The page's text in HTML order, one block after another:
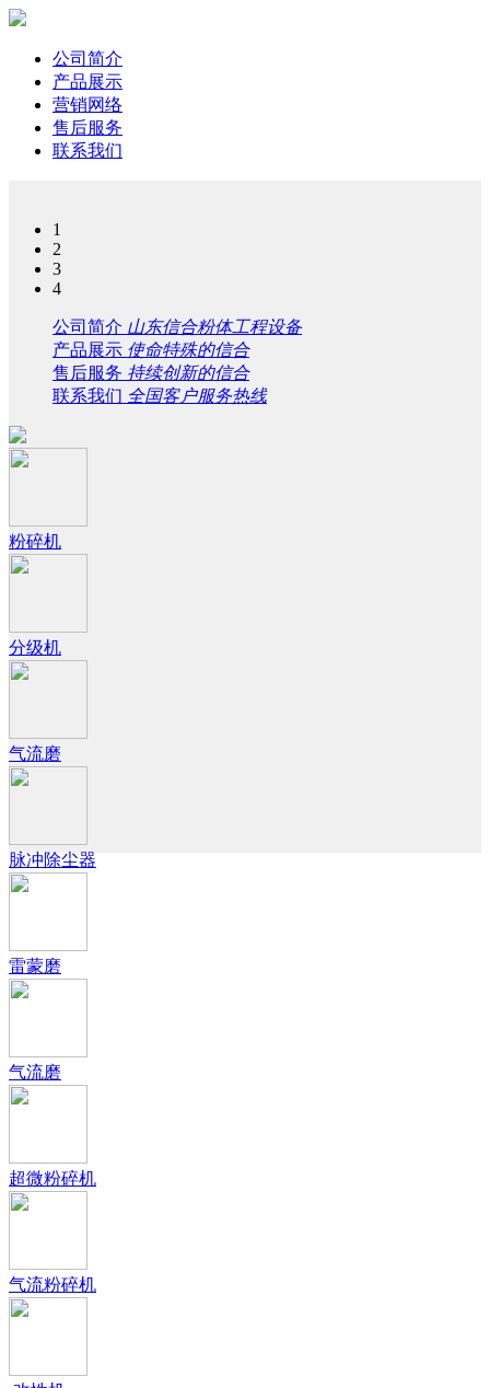
公司简介
产品展示
营销网络
售后服务
联系我们
1
2
3
4
公司简介 山东信合粉体工程设备
产品展示 使命特殊的信合
售后服务 持续创新的信合
联系我们 全国客户服务热线
粉碎机
分级机
气流磨
脉冲除尘器
雷蒙磨
气流磨
超微粉碎机
气流粉碎机